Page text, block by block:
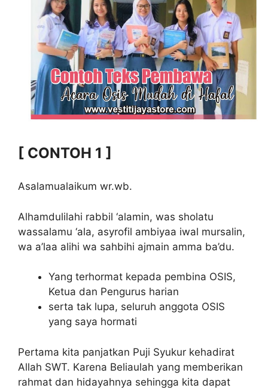
[ CONTOH 1 ]
Asalamualaikum wr.wb.
Alhamdulilahi rabbil ‘alamin, was sholatu
wassalamu ‘ala, asyrofil ambiyaa iwal mursalin,
wa a’laa alihi wa sahbihi ajmain amma ba’du.
Yang terhormat kepada pembina OSIS,
Ketua dan Pengurus harian
serta tak lupa, seluruh anggota OSIS
yang saya hormati
Pertama kita panjatkan Puji Syukur kehadirat
Allah SWT. Karena Beliaulah yang memberikan
rahmat dan hidayahnya sehingga kita dapat